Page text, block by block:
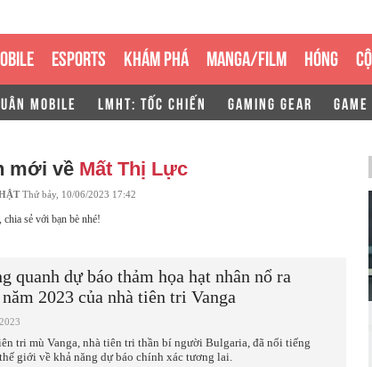
ESPORTS KHÁM PHÁ MANGA/FILM HÓNG
MOBILE LMHT: TỐC CHIẾN GAMING GEAR
mới về Mất Thị Lực
Thứ bảy, 10/06/2023 17:42
sẻ với bạn bè nhé!
quanh dự báo thảm họa hạt nhân nổ ra
2023 của nhà tiên tri Vanga
tri mù Vanga, nhà tiên tri thần bí người Bulgaria, đã nổi tiếng
giới về khả năng dự báo chính xác tương lai.